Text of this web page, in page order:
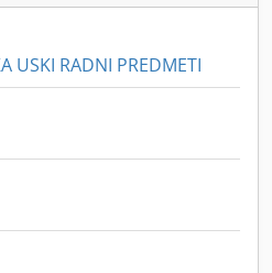
USKI RADNI PREDMETI